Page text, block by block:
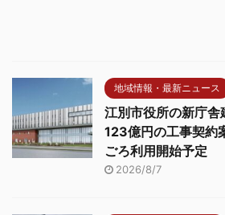
地域情報・最新ニュース
江別市役所の新庁
123億円の工事契
ごろ利用開始予定
2026/8/7